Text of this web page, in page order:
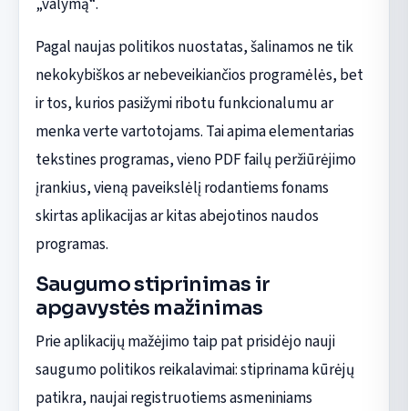
Pagal naujas politikos nuostatas, šalinamos ne tik
nekokybiškos ar nebeveikiančios programėlės, bet
ir tos, kurios pasižymi ribotu funkcionalumu ar
menka verte vartotojams. Tai apima elementarias
tekstines programas, vieno PDF failų peržiūrėjimo
įrankius, vieną paveikslėlį rodantiems fonams
skirtas aplikacijas ar kitas abejotinos naudos
programas.
Saugumo stiprinimas ir
apgavystės mažinimas
Prie aplikacijų mažėjimo taip pat prisidėjo nauji
saugumo politikos reikalavimai: stiprinama kūrėjų
patikra, naujai registruotiems asmeniniams